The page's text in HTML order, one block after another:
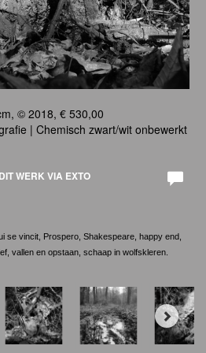
© 2018, € 530,00
| Chemisch zwart/wit onbewerkt
WERK VIA EXTO
se vincit, Prospero, Shakespeare, happy end,
vallen en opstaan, schaap in wolfskleren.